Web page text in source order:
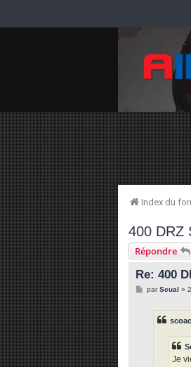
Index du
400 DRZ
Répondre
Re: 400
MparScual »
Je